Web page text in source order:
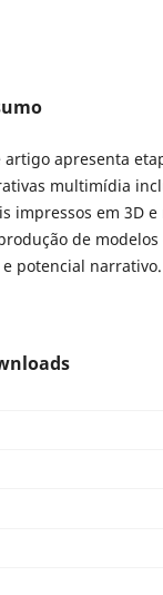
artigo apresenta
multimídia
impressos em 3D
de
potencial narrativo.